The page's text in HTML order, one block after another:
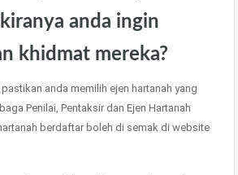
anda ingin
khidmat mereka?
anda memilih ejen hartanah yang
Penilai, Pentaksir dan Ejen Hartanah
berdaftar boleh di semak di website